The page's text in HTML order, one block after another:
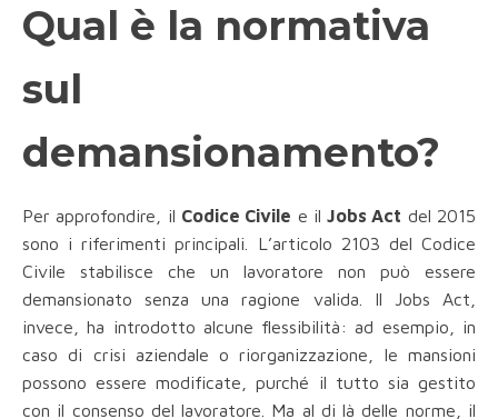
Qual è la normativa
sul
demansionamento?
Per approfondire, il Codice Civile e ilJobs Act del 2015
sono i riferimenti principali. L’articolo 2103 del Codice
Civile stabilisce che un lavoratore non può essere
demansionato senza una ragione valida. Il Jobs Act,
invece, ha introdotto alcune flessibilità: ad esempio, in
caso di crisi aziendale o riorganizzazione, le mansioni
possono essere modificate, purché il tutto sia gestito
con il consenso del lavoratore. Ma al di là delle norme, il